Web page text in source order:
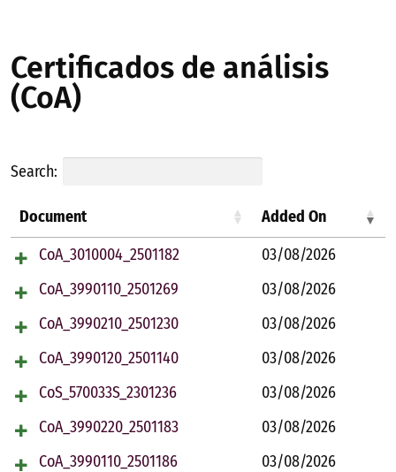
Certificados de análisis
(CoA)
Search:
Document
Added On
CoA_3010004_2501182
03/08/2026
CoA_3990110_2501269
03/08/2026
CoA_3990210_2501230
03/08/2026
CoA_3990120_2501140
03/08/2026
CoS_570033S_2301236
03/08/2026
CoA_3990220_2501183
03/08/2026
CoA_3990110_2501186
03/08/2026